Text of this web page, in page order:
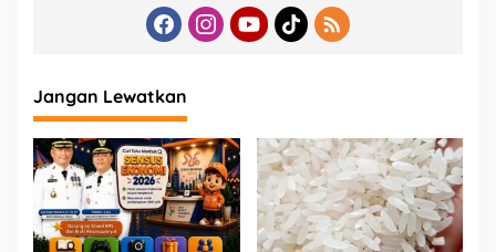
Jangan Lewatkan